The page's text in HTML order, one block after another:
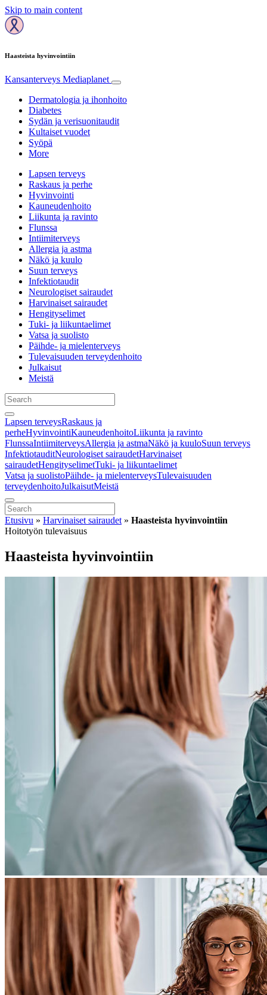
Skip to main content
Haasteista hyvinvointiin
Kansanterveys Mediaplanet
Dermatologia ja ihonhoito
Diabetes
Sydän ja verisuonitaudit
Kultaiset vuodet
Syöpä
More
Lapsen terveys
Raskaus ja perhe
Hyvinvointi
Kauneudenhoito
Liikunta ja ravinto
Flunssa
Intiimiterveys
Allergia ja astma
Näkö ja kuulo
Suun terveys
Infektiotaudit
Neurologiset sairaudet
Harvinaiset sairaudet
Hengityselimet
Tuki- ja liikuntaelimet
Vatsa ja suolisto
Päihde- ja mielenterveys
Tulevaisuuden terveydenhoito
Julkaisut
Meistä
Lapsen terveysRaskaus ja
perheHyvinvointiKauneudenhoitoLiikunta ja ravinto
FlunssaIntiimiterveysAllergia ja astmaNäkö ja kuuloSuun terveys
InfektiotauditNeurologiset sairaudetHarvinaiset
sairaudetHengityselimetTuki- ja liikuntaelimet
Vatsa ja suolistoPäihde- ja mielenterveysTulevaisuuden
terveydenhoitoJulkaisutMeistä
Etusivu » Harvinaiset sairaudet » Haasteista hyvinvointiin
Hoitotyön tulevaisuus
Haasteista hyvinvointiin